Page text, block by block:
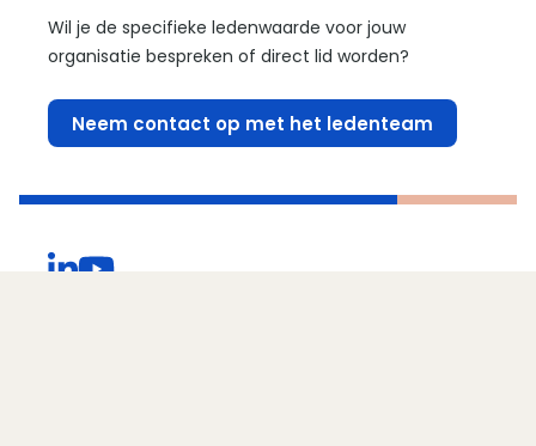
Wil je de specifieke ledenwaarde voor jouw
organisatie bespreken of direct lid worden?
Neem contact op met het ledenteam
(Opent in een nieuw venster)
(Opent in een nieuw venster)